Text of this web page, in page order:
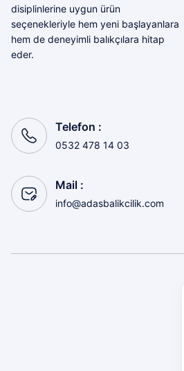
Sorunsuz
olcay tunçeli | 10/07/2026
Sorunsuz
olcay tunçeli | 10/07/2026
Sorunsuz
olcay tunçeli | 10/07/2026
disiplinlerine uygun ürün
seçenekleriyle hem yeni başlayanlara
hem de deneyimli balıkçılara hitap
eder.
Telefon :
0532 478 14 03
Mail :
info@adasbalikcilik.com